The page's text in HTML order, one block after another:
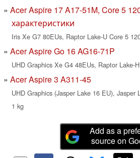
Acer Aspire 17 A17-51M, Core 5
характеристики
Iris Xe G7 80EUs, Raptor Lake-U Core 5
Acer Aspire Go 16 AG16-71P
UHD Graphics Xe G4 48EUs, Raptor Lake-
Acer Aspire 3 A311-45
UHD Graphics (Jasper Lake 16 EU), Jasper
1 kg
Add as a
source on